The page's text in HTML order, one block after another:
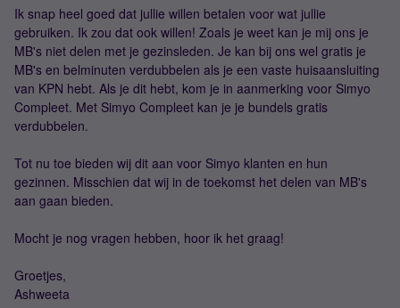
Ik snap heel goed dat jullie willen betalen voor wat jullie
gebruiken. Ik zou dat ook willen! Zoals je weet kan je mij ons je
MB's niet delen met je gezinsleden. Je kan bij ons wel gratis je
MB's en belminuten verdubbelen als je een vaste huisaansluiting
van KPN hebt. Als je dit hebt, kom je in aanmerking voor Simyo
Compleet. Met Simyo Compleet kan je je bundels gratis
verdubbelen.
Tot nu toe bieden wij dit aan voor Simyo klanten en hun
gezinnen. Misschien dat wij in de toekomst het delen van MB's
aan gaan bieden.
Mocht je nog vragen hebben, hoor ik het graag!
Groetjes,
Ashweeta